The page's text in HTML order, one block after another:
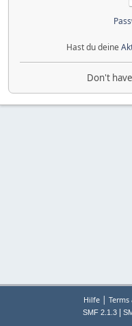
Hast du deine
Don't
Hilfe |
SMF 2.1.3|